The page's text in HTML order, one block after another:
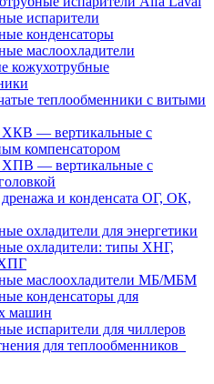
испарители
конденсаторы
маслоохладители
кожухотрубные
теплообменники с витыми
ХКВ — вертикальные с
компенсатором
ХПВ — вертикальные с
и конденсата ОГ, ОК,
охладители для энергетики
охладители: типы ХНГ,
маслоохладители МБ/МБМ
конденсаторы для
машин
испарители для чиллеров
для теплообменников